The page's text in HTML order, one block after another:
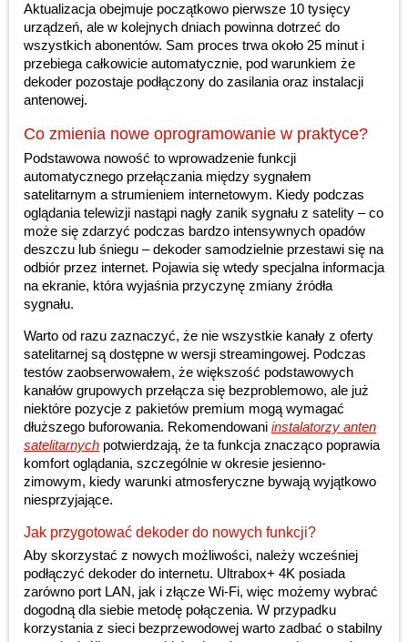
Aktualizacja obejmuje początkowo pierwsze 10 tysięcy
urządzeń, ale w kolejnych dniach powinna dotrzeć do
wszystkich abonentów. Sam proces trwa około 25 minut i
przebiega całkowicie automatycznie, pod warunkiem że
dekoder pozostaje podłączony do zasilania oraz instalacji
antenowej.
Co zmienia nowe oprogramowanie w praktyce?
Podstawowa nowość to wprowadzenie funkcji
automatycznego przełączania między sygnałem
satelitarnym a strumieniem internetowym. Kiedy podczas
oglądania telewizji nastąpi nagły zanik sygnału z satelity – co
może się zdarzyć podczas bardzo intensywnych opadów
deszczu lub śniegu – dekoder samodzielnie przestawi się na
odbiór przez internet. Pojawia się wtedy specjalna informacja
na ekranie, która wyjaśnia przyczynę zmiany źródła
sygnału.
Warto od razu zaznaczyć, że nie wszystkie kanały z oferty
satelitarnej są dostępne w wersji streamingowej. Podczas
testów zaobserwowałem, że większość podstawowych
kanałów grupowych przełącza się bezproblemowo, ale już
niektóre pozycje z pakietów premium mogą wymagać
dłuższego buforowania. Rekomendowani instalatorzy anten
satelitarnych potwierdzają, że ta funkcja znacząco poprawia
komfort oglądania, szczególnie w okresie jesienno-
zimowym, kiedy warunki atmosferyczne bywają wyjątkowo
niesprzyjające.
Jak przygotować dekoder do nowych funkcji?
Aby skorzystać z nowych możliwości, należy wcześniej
podłączyć dekoder do internetu. Ultrabox+ 4K posiada
zarówno port LAN, jak i złącze Wi-Fi, więc możemy wybrać
dogodną dla siebie metodę połączenia. W przypadku
korzystania z sieci bezprzewodowej warto zadbać o stabilny